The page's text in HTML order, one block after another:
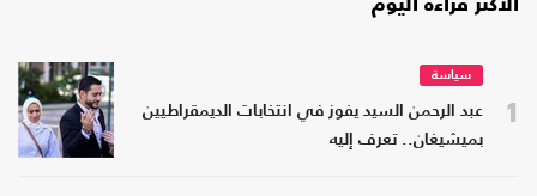
الأكثر قراءة اليوم
1
سياسة
عبد الرحمن السيد يفوز في انتخابات الديمقراطيين
بميشيغان.. تعرف إليه